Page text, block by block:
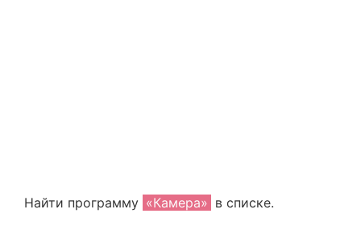
Найти программу «Камера» в списке.